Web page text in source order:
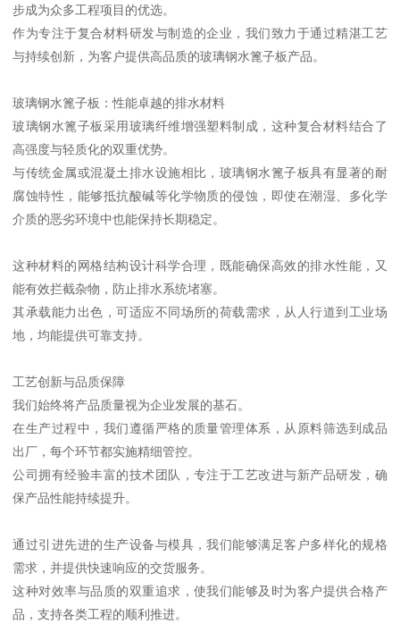
步成为众多工程项目的优选。
作为专注于复合材料研发与制造的企业，我们致力于通过精湛工艺
与持续创新，为客户提供高品质的玻璃钢水篦子板产品。
玻璃钢水篦子板：性能卓越的排水材料
玻璃钢水篦子板采用玻璃纤维增强塑料制成，这种复合材料结合了
高强度与轻质化的双重优势。
与传统金属或混凝土排水设施相比，玻璃钢水篦子板具有显著的耐
腐蚀特性，能够抵抗酸碱等化学物质的侵蚀，即使在潮湿、多化学
介质的恶劣环境中也能保持长期稳定。
这种材料的网格结构设计科学合理，既能确保高效的排水性能，又
能有效拦截杂物，防止排水系统堵塞。
其承载能力出色，可适应不同场所的荷载需求，从人行道到工业场
地，均能提供可靠支持。
工艺创新与品质保障
我们始终将产品质量视为企业发展的基石。
在生产过程中，我们遵循严格的质量管理体系，从原料筛选到成品
出厂，每个环节都实施精细管控。
公司拥有经验丰富的技术团队，专注于工艺改进与新产品研发，确
保产品性能持续提升。
通过引进先进的生产设备与模具，我们能够满足客户多样化的规格
需求，并提供快速响应的交货服务。
这种对效率与品质的双重追求，使我们能够及时为客户提供合格产
品，支持各类工程的顺利推进。